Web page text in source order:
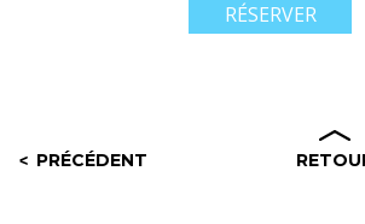
RÉSERVER
PRÉCÉDENT